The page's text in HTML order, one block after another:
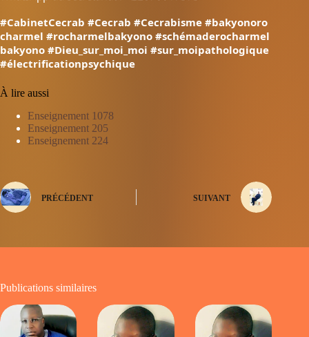
#CabinetCecrab #Cecrab #Cecrabisme #bakyonoro
charmel #rocharmelbakyono #schémaderocharmel
bakyono #Dieu_sur_moi_moi #sur_moipathologique
#électrificationpsychique
À lire aussi
Enseignement 1078
Enseignement 205
Enseignement 224
PRÉCÉDENT SUIVANT
Publications similaires